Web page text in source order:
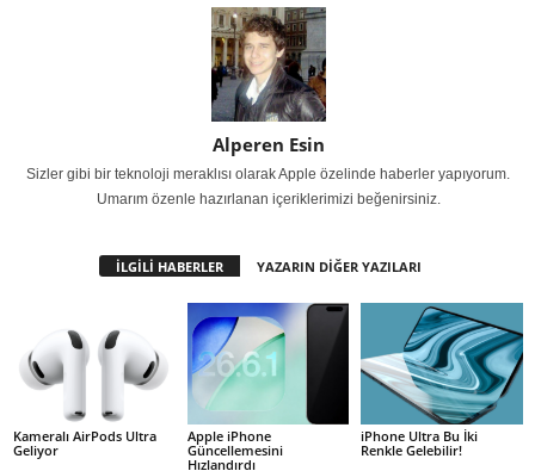
Alperen Esin
Sizler gibi bir teknoloji meraklısı olarak Apple özelinde haberler yapıyorum.
Umarım özenle hazırlanan içeriklerimizi beğenirsiniz.
İLGİLİ HABERLER YAZARIN DİĞER YAZILARI
Kameralı AirPods Ultra
Geliyor
Apple iPhone
Güncellemesini
Hızlandırdı
iPhone Ultra Bu İki
Renkle Gelebilir!